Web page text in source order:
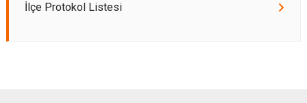
İlçe Protokol Listesi